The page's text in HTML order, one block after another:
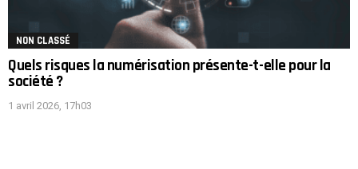
NON CLASSÉ
Quels risques la numérisation présente-t-elle pour la
société ?
1 avril 2026, 17h03